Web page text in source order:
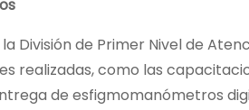
División de Primer Nivel de
realizadas, como las
de esfigmomanómetros